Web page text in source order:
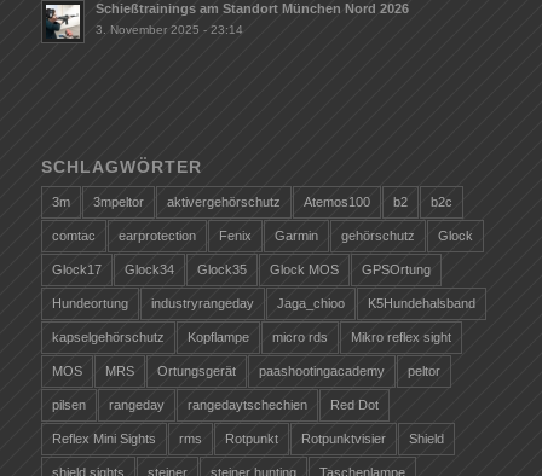
Schießtrainings am Standort München Nord 2026
3. November 2025 - 23:14
SCHLAGWÖRTER
3m 3mpeltor aktivergehörschutz Atemos100 b2 b2c
comtac earprotection Fenix Garmin gehörschutz Glock
Glock17 Glock34 Glock35 Glock MOS GPSOrtung
Hundeortung industryrangeday Jaga_chioo K5Hundehalsband
kapselgehörschutz Kopflampe micro rds Mikro reflex sight
MOS MRS Ortungsgerät paashootingacademy peltor
pilsen rangeday rangedaytschechien Red Dot
Reflex Mini Sights rms Rotpunkt Rotpunktvisier Shield
shield sights steiner steiner hunting Taschenlampe